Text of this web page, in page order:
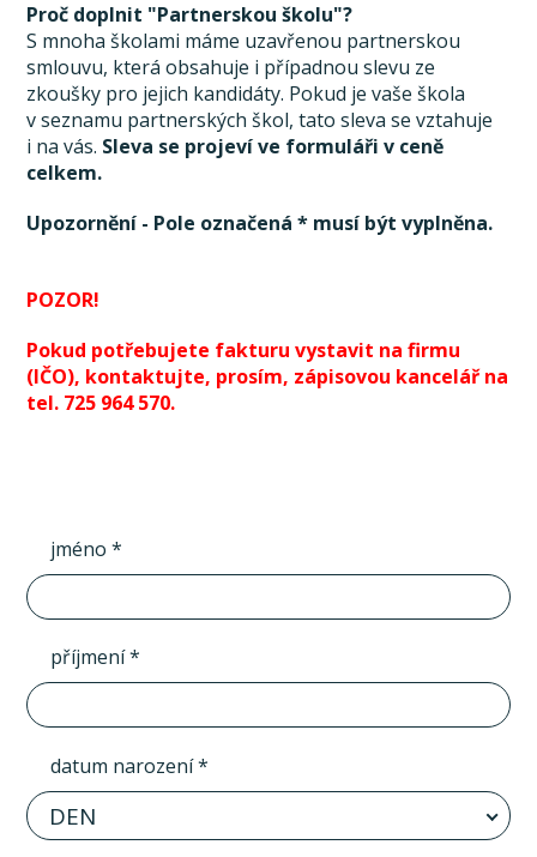
Proč doplnit "Partnerskou školu"?
S mnoha školami máme uzavřenou partnerskou
smlouvu, která obsahuje i případnou slevu ze
zkoušky pro jejich kandidáty. Pokud je vaše škola
v seznamu partnerských škol, tato sleva se vztahuje
i na vás. Sleva se projeví ve formuláři v ceně
celkem.
Upozornění - Pole označená * musí být vyplněna.
POZOR!
Pokud potřebujete fakturu vystavit na firmu
(IČO), kontaktujte, prosím, zápisovou kancelář na
tel. 725 964 570.
jméno *
příjmení *
datum narození *
DEN